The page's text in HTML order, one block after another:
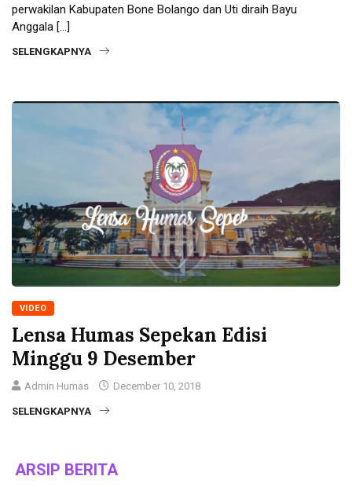
perwakilan Kabupaten Bone Bolango dan Uti diraih Bayu
Anggala […]
SELENGKAPNYA
VIDEO
Lensa Humas Sepekan Edisi
Minggu 9 Desember
Admin Humas December 10, 2018
SELENGKAPNYA
ARSIP BERITA